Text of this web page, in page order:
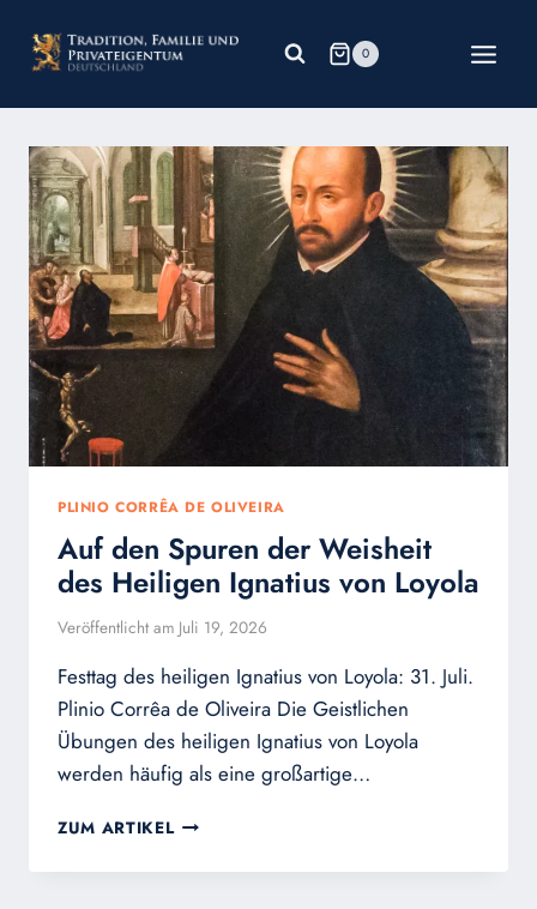
Inhalt
springen
0
PLINIO CORRÊA DE OLIVEIRA
Auf den Spuren der Weisheit
des Heiligen Ignatius von Loyola
Veröffentlicht am Juli 19, 2026
Festtag des heiligen Ignatius von Loyola: 31. Juli.
Plinio Corrêa de Oliveira Die Geistlichen
Übungen des heiligen Ignatius von Loyola
werden häufig als eine großartige…
ZUM ARTIKEL AUF
SPUREN